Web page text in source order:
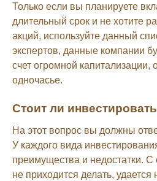
Только если вы планируете
длительный срок и не хотите
акций, используйте данный
экспертов, данные компании
счет огромной капитализации,
одночасье.
Стоит ли
На этот вопрос вы должны
У каждого вида
преимущества и недостатки. С
не приходится делать,